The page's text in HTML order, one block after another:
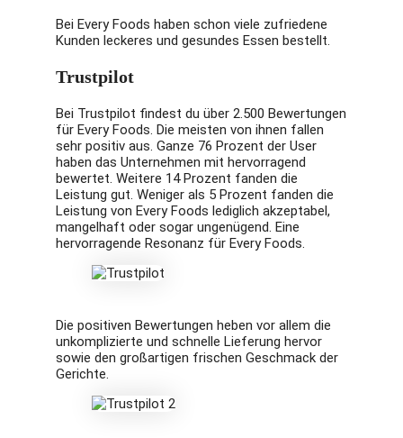
Bei Every Foods haben schon viele zufriedene
Kunden leckeres und gesundes Essen bestellt.
Trustpilot
Bei Trustpilot findest du über 2.500 Bewertungen
für Every Foods. Die meisten von ihnen fallen
sehr positiv aus. Ganze 76 Prozent der User
haben das Unternehmen mit hervorragend
bewertet. Weitere 14 Prozent fanden die
Leistung gut. Weniger als 5 Prozent fanden die
Leistung von Every Foods lediglich akzeptabel,
mangelhaft oder sogar ungenügend. Eine
hervorragende Resonanz für Every Foods.
Die positiven Bewertungen heben vor allem die
unkomplizierte und schnelle Lieferung hervor
sowie den großartigen frischen Geschmack der
Gerichte.